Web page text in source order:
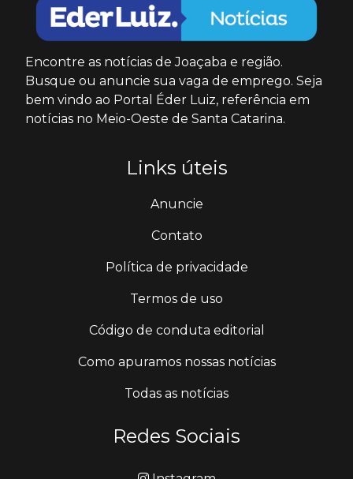
Encontre as notícias de Joaçaba e região.
Busque ou anuncie sua vaga de emprego. Seja
bem vindo ao Portal Éder Luiz, referência em
notícias no Meio-Oeste de Santa Catarina.
Links úteis
Anuncie
Contato
Política de privacidade
Termos de uso
Código de conduta editorial
Como apuramos nossas notícias
Todas as notícias
Redes Sociais